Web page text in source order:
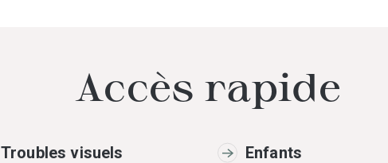
Accès rapide
Troubles visuels Enfants